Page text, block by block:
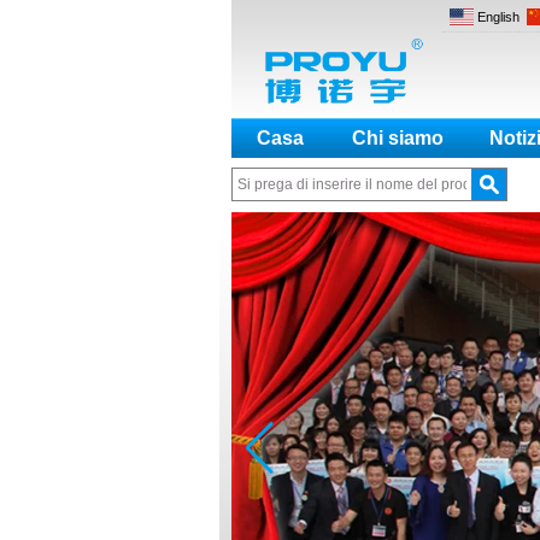
English
Casa Chi siamo
Parole chiave interessanti:Serratura hotel,
Come fare una distinzione tra NO
e NC